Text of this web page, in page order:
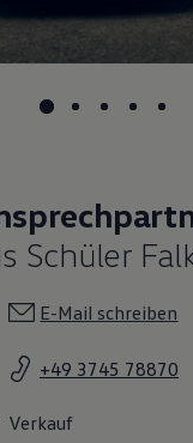
R
Unfallhilfe
Schüler
E-Mail schreiben
+49 3745 78870
Verkauf